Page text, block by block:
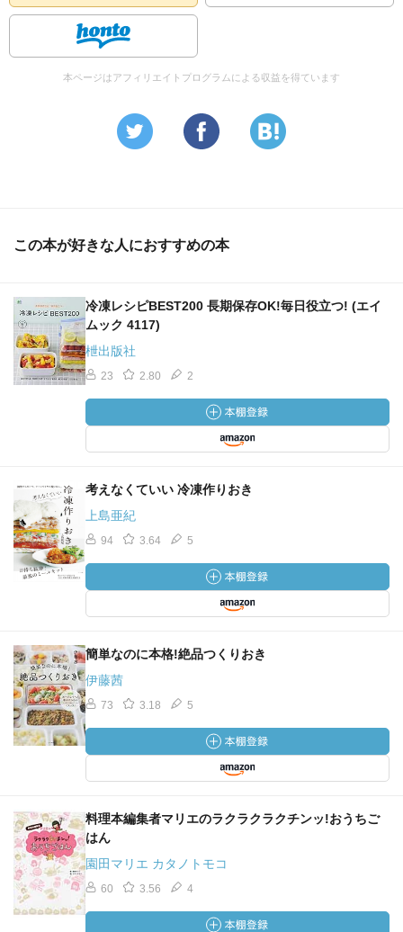
本ページはアフィリエイトプログラムによる収益を得ています
この本が好きな人におすすめの本
冷凍レシピBEST200 長期保存OK!毎日役立つ! (エイ
ムック 4117)
枻出版社
23 2.80 2
考えなくていい 冷凍作りおき
上島亜紀
94 3.64 5
簡単なのに本格!絶品つくりおき
伊藤茜
73 3.18 5
料理本編集者マリエのラクラクラクチンッ!おうちご
はん
園田マリエ カタノトモコ
60 3.56 4